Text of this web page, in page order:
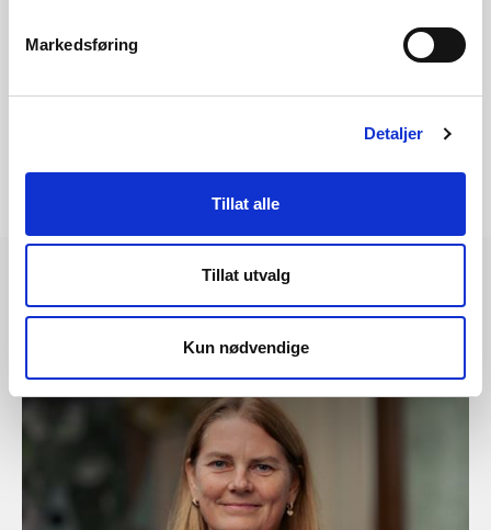
Markedsføring
Detaljer
Tillat alle
Tillat utvalg
Kun nødvendige